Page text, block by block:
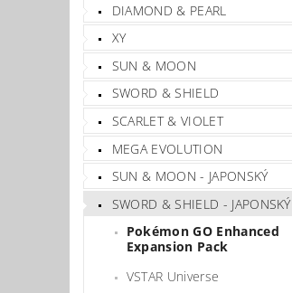
DIAMOND & PEARL
XY
SUN & MOON
SWORD & SHIELD
SCARLET & VIOLET
MEGA EVOLUTION
SUN & MOON - JAPONSKÝ
SWORD & SHIELD - JAPONSKÝ
Pokémon GO Enhanced
Expansion Pack
VSTAR Universe